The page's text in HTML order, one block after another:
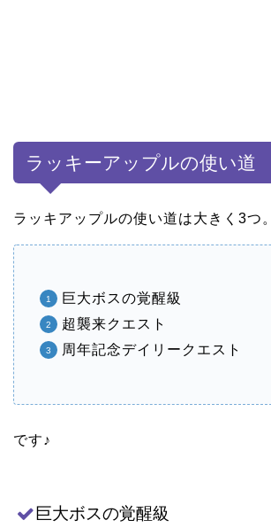
ラッキーアップルの使い道
ラッキアップルの使い道は大きく3つ。
巨大ボスの覚醒級
超襲来クエスト
周年記念デイリークエスト
です♪
巨大ボスの覚醒級